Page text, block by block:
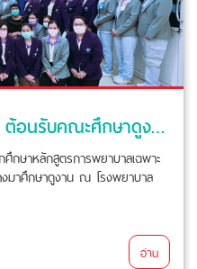
โรงพยาบาลบางปะกอก 3 ต้อนรับคณะศึกษาดูงานจากวิทยาลัยเซนต์หลุยส์
กษาหลักสูตรการพยาบาลเฉพาะ
มาศึกษาดูงาน ณ โรงพยาบาล
อ่าน